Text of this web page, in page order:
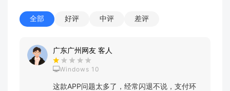
全部 好评 中评 差评
广东广州网友 客人
Windows 10
这款APP问题太多了，经常闪退不说，支付环